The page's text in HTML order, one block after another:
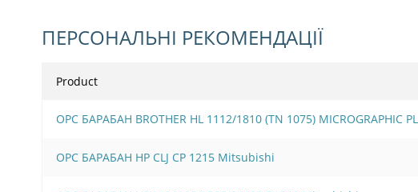
ПЕРСОНАЛЬНІ РЕКОМЕНДАЦІЇ
Product
OPC БАРАБАН BROTHER HL 1112/1810 (TN 1075) MICROGRAPHIC
OPC БАРАБАН HP CLJ CP 1215 Mitsubishi